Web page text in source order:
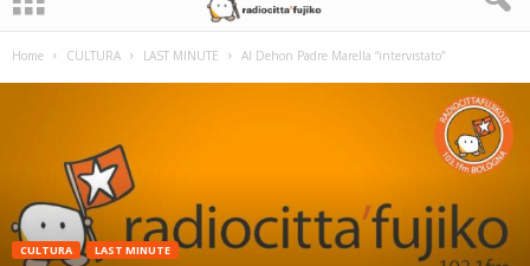
Home CULTURA LAST MINUTE Al Dehon Padre Marella “intervistato”
CULTURA LAST MINUTE